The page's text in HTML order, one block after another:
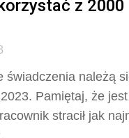
z 2000
świadczenia należą
Pamiętaj, że
stracił jak